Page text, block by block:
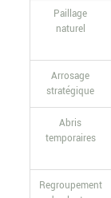
Paillage
naturel
Arrosage
stratégique
Abris
temporaires
Regroupement